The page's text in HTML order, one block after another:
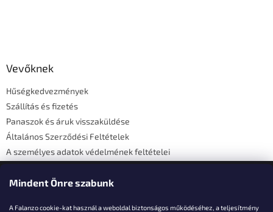
Mindent Önre szabunk
A Falanzo cookie-kat használ a weboldal biztonságos működéséhez, a teljesítmény
Vevőknek
Hűségkedvezmények
Szállítás és fizetés
Panaszok és áruk visszaküldése
Általános Szerződési Feltételek
A személyes adatok védelmének feltételei
Elérhetőségi adatok